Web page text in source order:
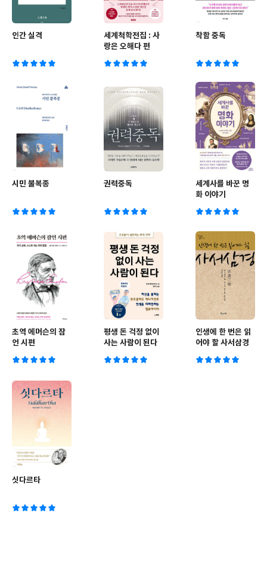
인간 실격
세계척학전집 : 사
랑은 오해다 편
착함 중독
시민 불복종 권력중독
세계사를 바꾼 명
화 이야기
초역 에머슨의 잠
언 시편
평생 돈 걱정 없이
사는 사람이 된다
인생에 한 번은 읽
어야 할 사서삼경
싯다르타